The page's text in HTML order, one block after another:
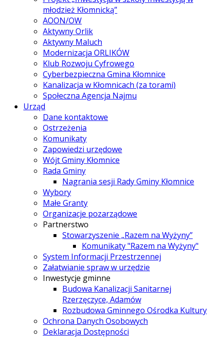
młodzież Kłomnicką”
AOON/OW
Aktywny Orlik
Aktywny Maluch
Modernizacja ORLIKÓW
Klub Rozwoju Cyfrowego
Cyberbezpieczna Gmina Kłomnice
Kanalizacja w Kłomnicach (za torami)
Społeczna Agencja Najmu
Urząd
Dane kontaktowe
Ostrzeżenia
Komunikaty
Zapowiedzi urzędowe
Wójt Gminy Kłomnice
Rada Gminy
Nagrania sesji Rady Gminy Kłomnice
Wybory
Małe Granty
Organizacje pozarządowe
Partnerstwo
Stowarzyszenie „Razem na Wyżyny”
Komunikaty "Razem na Wyżyny"
System Informacji Przestrzennej
Załatwianie spraw w urzędzie
Inwestycje gminne
Budowa Kanalizacji Sanitarnej
Rzerzęczyce, Adamów
Rozbudowa Gminnego Ośrodka Kultury
Ochrona Danych Osobowych
Deklaracja Dostępności